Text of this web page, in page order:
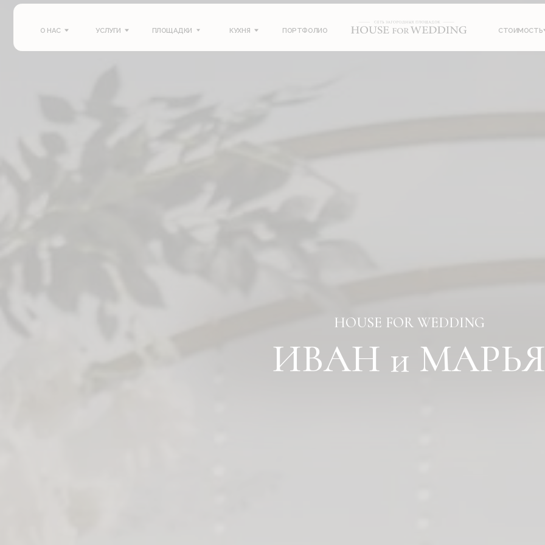
О НАС УСЛУГИ ПЛОЩАДКИ ПОРТФОЛИО СТОИМОСТЬ
ИВАН и МАРЬЯ
HOUSE FOR WEDDING